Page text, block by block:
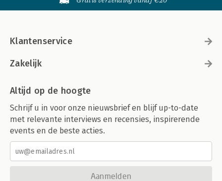
Klantenservice
Zakelijk
Altijd op de hoogte
Schrijf u in voor onze nieuwsbrief en blijf up-to-date
met relevante interviews en recensies, inspirerende
events en de beste acties.
Aanmelden